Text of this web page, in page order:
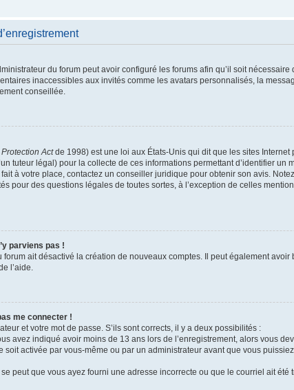
du forum peut avoir configuré les forums afin qu’il soit
inaccessibles aux invités comme les avatars personnalisés, la
conseillée.
Actde 1998) est une loi aux États-Unis qui dit que les sites
tuteur légal) pour la collecte de ces informations permettant d’identifier
à votre place, contactez un conseiller juridique pour obtenir son avis.
pour des questions légales de toutes sortes, à l’exception de celles
parviens pas !
forum ait désactivé la création de nouveaux comptes. Il peut également
l’aide.
me connecter !
et votre mot de passe. S’ils sont corrects, il y a deux possibilités :
avez indiqué avoir moins de 13 ans lors de l’enregistrement, alors vous
activée par vous-même ou par un administrateur avant que vous
peut que vous ayez fourni une adresse incorrecte ou que le courriel ait